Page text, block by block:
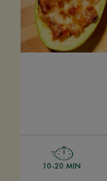
10-20 MIN